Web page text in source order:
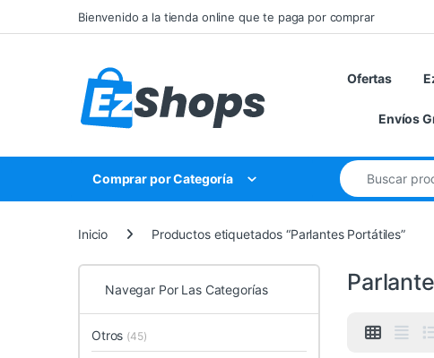
Saltar a la navegación
Saltar al contenidoBienvenido a la tienda online que te paga por comprar
Ofertas
Envíos
Comprar por Categoría
Búsqueda de:
Inicio Productos etiquetados “Parlantes Portátiles”
Navegar Por Las Categorías
Otros (45)